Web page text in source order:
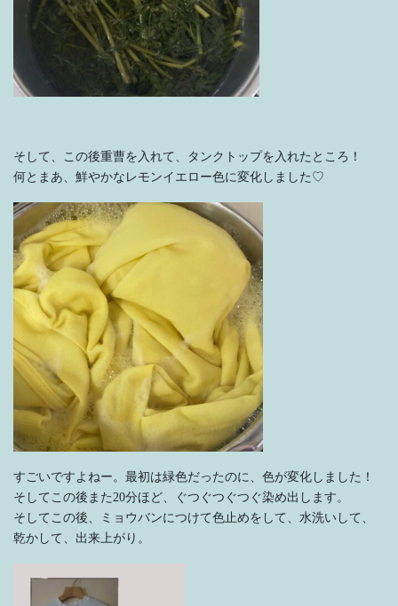
そして、この後重曹を入れて、タンクトップを入れたところ！
何とまあ、鮮やかなレモンイエロー色に変化しました♡
すごいですよねー。最初は緑色だったのに、色が変化しました！
そしてこの後また20分ほど、ぐつぐつぐつぐ染め出します。
そしてこの後、ミョウバンにつけて色止めをして、水洗いして、
乾かして、出来上がり。